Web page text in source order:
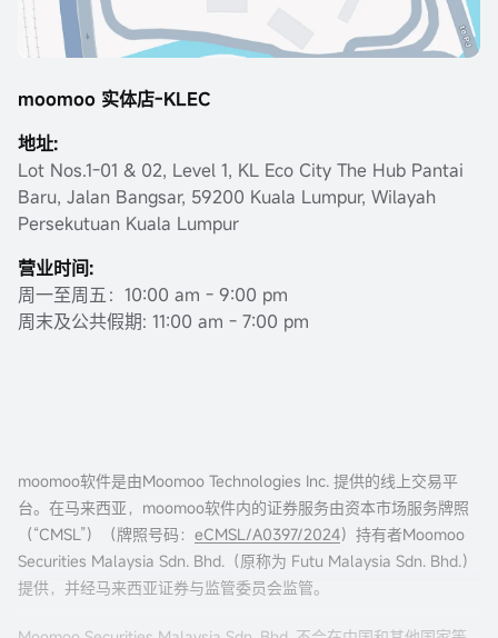
moomoo 实体店-KLEC
地址:
Lot Nos.1-01 & 02, Level 1, KL Eco City The Hub Pantai
Baru, Jalan Bangsar, 59200 Kuala Lumpur, Wilayah
Persekutuan Kuala Lumpur
营业时间:
周一至周五：10:00 am - 9:00 pm
周末及公共假期: 11:00 am - 7:00 pm
moomoo软件是由Moomoo Technologies Inc. 提供的线上交易平
台。在马来西亚，moomoo软件内的证券服务由资本市场服务牌照
（“CMSL”）（牌照号码： eCMSL/A0397/2024）持有者Moomoo
Securities Malaysia Sdn. Bhd.（原称为 Futu Malaysia Sdn. Bhd.）
提供，并经马来西亚证券与监管委员会监管。